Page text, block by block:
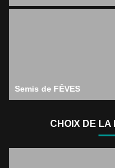
Semis de FÊVES
CHOIX DE LA